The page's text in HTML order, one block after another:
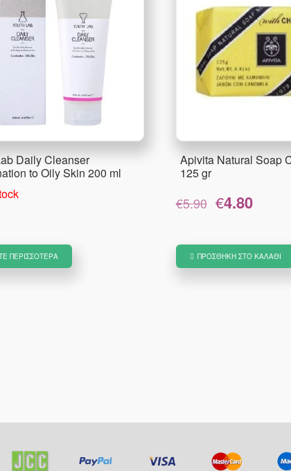
Daily Cleanser
to Oily Skin 200 ml
ΠΕΡΙΣΣΌΤΕΡΑ
Apivita Natural Soap
125 gr
€5.90
Original
price
€4.80
€4.80.
ΠΡΟΣΘΉΚΗ ΣΤΟ ΚΑΛΆΘΙ